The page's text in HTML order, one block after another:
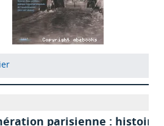
parisienne : histoire